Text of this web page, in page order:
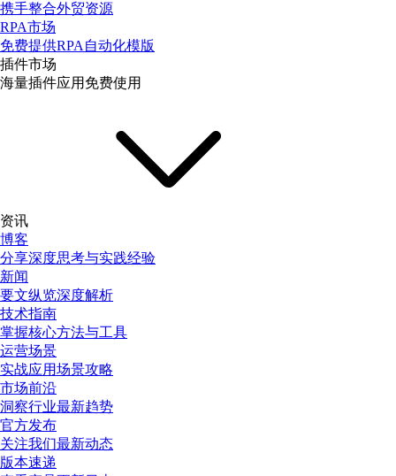
携手整合外贸资源
RPA市场
免费提供RPA自动化模版
插件市场
海量插件应用免费使用
资讯
博客
分享深度思考与实践经验
新闻
要文纵览深度解析
技术指南
掌握核心方法与工具
运营场景
实战应用场景攻略
市场前沿
洞察行业最新趋势
官方发布
关注我们最新动态
版本速递